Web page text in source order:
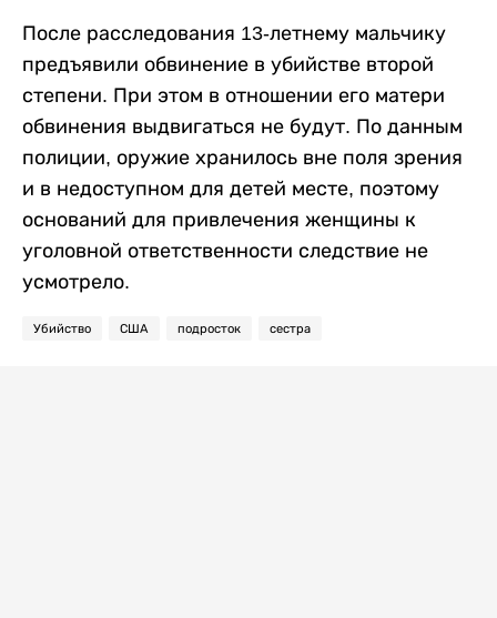
После расследования 13-летнему мальчику
предъявили обвинение в убийстве второй
степени. При этом в отношении его матери
обвинения выдвигаться не будут. По данным
полиции, оружие хранилось вне поля зрения
и в недоступном для детей месте, поэтому
оснований для привлечения женщины к
уголовной ответственности следствие не
усмотрело.
Убийство США подросток сестра